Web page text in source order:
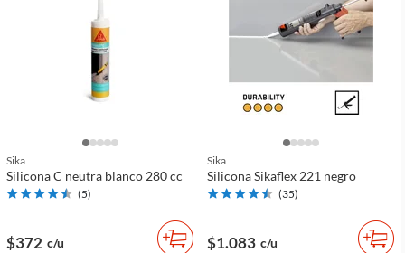
Sika
Silicona C neutra blanco 280 cc
(5)
$372 c/u
Sika
Silicona Sikaflex 221 negro
(35)
$1.083 c/u